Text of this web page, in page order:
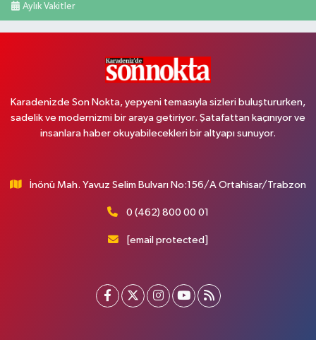
Aylık Vakitler
Karadenizde Son Nokta, yepyeni temasıyla sizleri buluştururken,
sadelik ve modernizmi bir araya getiriyor. Şatafattan kaçınıyor ve
insanlara haber okuyabilecekleri bir altyapı sunuyor.
İnönü Mah. Yavuz Selim Bulvarı No:156/A Ortahisar/Trabzon
0 (462) 800 00 01
[email protected]